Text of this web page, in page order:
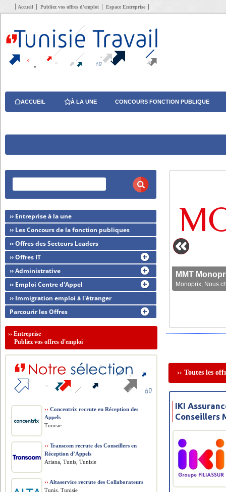
Accueil Publiez vos offres d’emploi Espace Entreprise
ACCUEIL À LA UNE CONCOURS FONCTION PUBLIQUE
MMT
Monoprix, Nous
›› Toutes les
IKI
Conseillers
›› Entreprise à la une
›› Les Concours de la fonction publiques
›› Offres des Secteurs Leaders
›› Offres IT
›› Administrative
›› Emploi Centre d'Appel
›› Immigration emploi à l'étranger
Parcourir les Offres
››Entreprise
Publiez vos offres d'emploi
›› Concentrix recrute en Réception des
Appels
Tunisie
›› Transcom recrute des Conseillers en
Réception d’Appels
Ariana, Tunis, Tunisie
›› Altaservice recrute des Collaborateurs
Tunis, Tunisie